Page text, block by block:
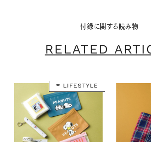
付録に関する読み物
RELATED
LIFESTYLE